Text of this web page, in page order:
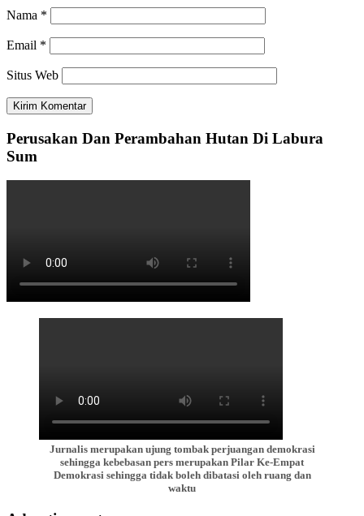
Nama *
Email *
Situs Web
Perusakan Dan Perambahan Hutan Di Labura
Sum
Jurnalis merupakan ujung tombak perjuangan demokrasi
sehingga kebebasan pers merupakan Pilar Ke-Empat
Demokrasi sehingga tidak boleh dibatasi oleh ruang dan
waktu